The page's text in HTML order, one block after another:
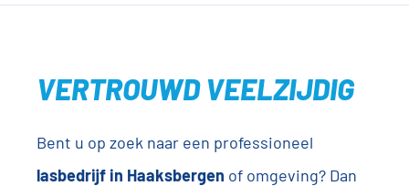
VERTROUWD VEELZIJDIG
Bent u op zoek naar een professioneel
lasbedrijf in Haaksbergen of omgeving? Dan